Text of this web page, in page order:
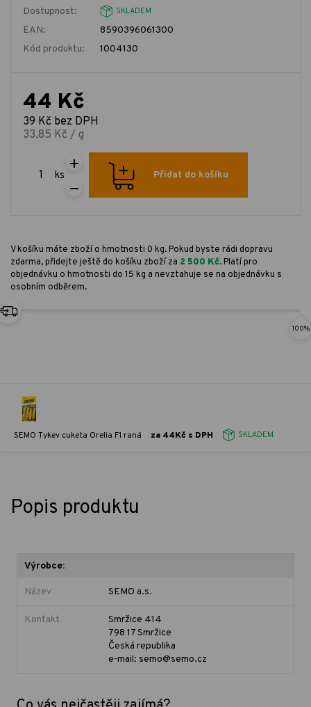
Dostupnost:
SKLADEM
EAN:
8590396061300
Kód produktu:
1004130
44 Kč
39 Kč bez DPH
33,85 Kč / g
ks Přidat do košíku
V košíku máte zboží o hmotnosti 0 kg. Pokud byste rádi dopravu
zdarma, přidejte ještě do košíku zboží za 2 500 Kč. Platí pro
objednávku o hmotnosti do 15 kg a nevztahuje se na objednávku s
osobním odběrem.
100%
SEMO Tykev cuketa Orelia F1 raná za 44Kč s DPH SKLADEM
Popis produktu
Výrobce:
Název SEMO a.s.
Kontakt
Smržice 414
798 17 Smržice
Česká republika
e-mail: semo@semo.cz